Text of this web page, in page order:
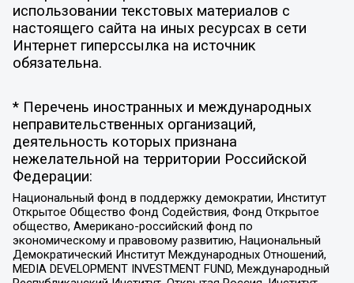
использовании текстовых материалов с
настоящего сайта на иных ресурсах в сети
Интернет гиперссылка на источник
обязательна.
* Перечень иностранных и международных
неправительственных организаций,
деятельность которых признана
нежелательной на территории Российской
Федерации:
Национальный фонд в поддержку демократии, Институт
Открытое Общество Фонд Содействия, Фонд Открытое
общество, Американо-российский фонд по
экономическому и правовому развитию, Национальный
Демократический Институт Международных Отношений,
MEDIA DEVELOPMENT INVESTMENT FUND, Международный